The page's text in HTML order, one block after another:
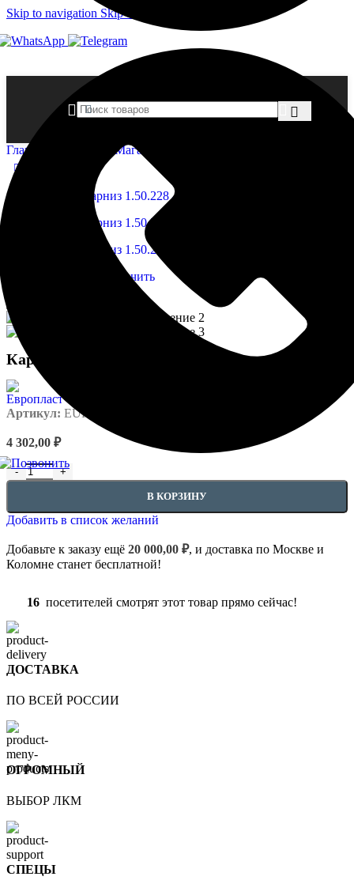
Skip to navigation Skip to main content
Главная страница Магазин
Нажмите, чтобы увеличить
Карниз 1.50.228
Артикул: EUPL-1.50.228
4 302,00 ₽
Количество товара Карниз 1.50.228
В КОРЗИНУ
Добавить в список желаний
Добавьте к заказу ещё 20 000,00 ₽, и доставка по Москве и
Коломне станет бесплатной!
16 посетителей смотрят этот товар прямо сейчас!
ДОСТАВКА
ПО ВСЕЙ РОССИИ
ОГРОМНЫЙ
ВЫБОР ЛКМ
СПЕЦЫ